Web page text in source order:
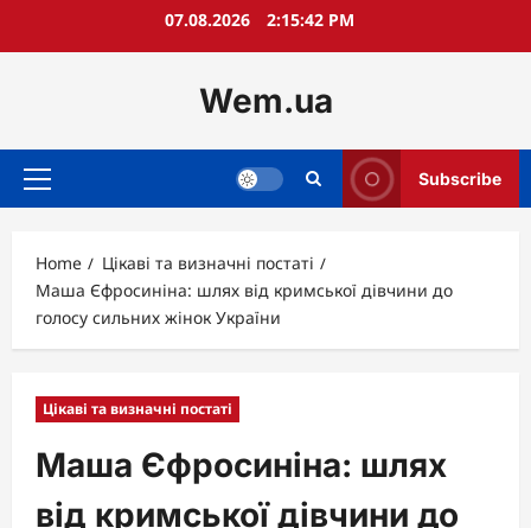
07.08.2026 2:15:44 PM
Wem.ua
Primary
Subscribe
Home
Цікаві та визначні постаті
Маша Єфросиніна: шлях від кримської дівчини до
голосу сильних жінок України
Цікаві та визначні постаті
Маша Єфросиніна: шлях
від кримської дівчини до